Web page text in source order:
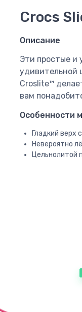
Crocs
Описание
Эти простые и
удивительной
Croslite™
вам
Особенности
Гладкий верх
Невероятно
Цельнолитой